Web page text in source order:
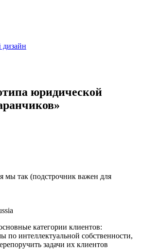
дизайн
юридической
мы так (подстрочник важен для
категории клиентов:
интеллектуальной собственности,
задачи их клиентов